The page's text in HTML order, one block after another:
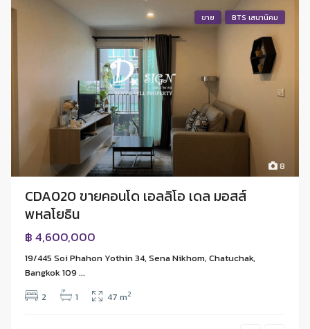
8
ขาย BTS เสนานิคม
CDA020 ขายคอนโด เอลลิโอ เดล มอสส์
พหลโยธิน
฿ 4,600,000
19/445 Soi Phahon Yothin 34, Sena Nikhom, Chatuchak,
Bangkok 109 ...
2
1 47 m2